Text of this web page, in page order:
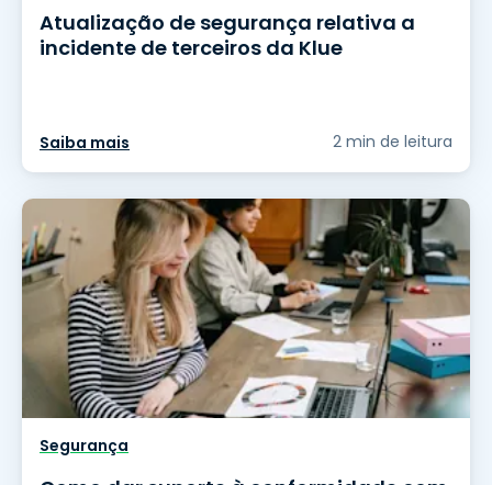
Atualização de segurança relativa a
incidente de terceiros da Klue
Saiba mais 2 min de leitura
Segurança